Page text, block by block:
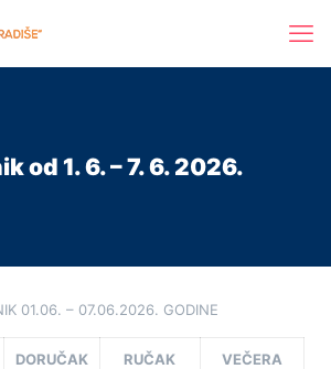
od 1. 6. – 7. 6. 2026.
01.06. – 07.06.2026. GODINE
DORUČAK RUČAK VEČERA